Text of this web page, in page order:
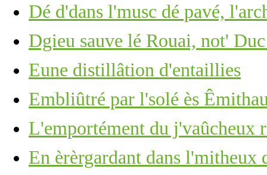
Dé d'dans l'musc dé pavé,
Dgieu sauve lé Rouai, not'
Eune distillâtion d'entaillies
Embliûtré par l'solé ès
L'emportément du j'vaûcheux
En èrèrgardant dans l'mitheux